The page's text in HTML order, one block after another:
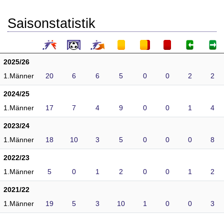
Saisonstatistik
2025/26
1.Männer
20 6 6 5 0 0 2 2
2024/25
1.Männer
17 7 4 9 0 0 1 4
2023/24
1.Männer
18 10 3 5 0 0 0 8
2022/23
1.Männer
5 0 1 2 0 0 1 2
2021/22
1.Männer
19 5 3 10 1 0 0 3